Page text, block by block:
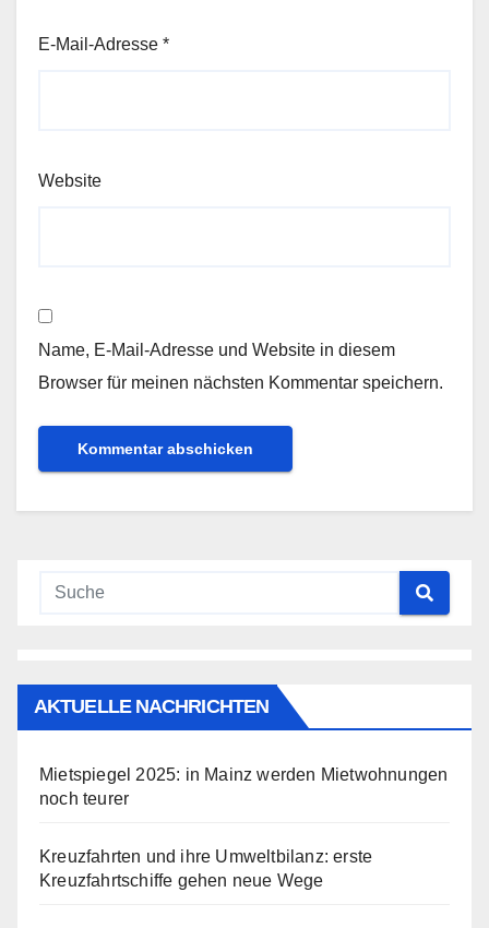
E-Mail-Adresse *
Website
Name, E-Mail-Adresse und Website in diesem
Browser für meinen nächsten Kommentar speichern.
AKTUELLE NACHRICHTEN
Mietspiegel 2025: in Mainz werden Mietwohnungen
noch teurer
Kreuzfahrten und ihre Umweltbilanz: erste
Kreuzfahrtschiffe gehen neue Wege